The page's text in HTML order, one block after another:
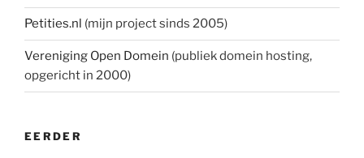
Petities.nl (mijn project sinds 2005)
Vereniging Open Domein (publiek domein hosting,
opgericht in 2000)
EERDER